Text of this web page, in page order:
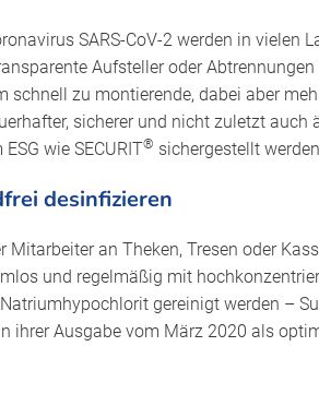
SARS-CoV-2 werden in vielen
Aufsteller oder
schnell zu montierende, dabei aber
sicherer und nicht zuletzt auch
wie SECURIT® sichergestellt
desinfizieren
an Theken, Tresen oder
und regelmäßig mit
gereinigt werden –
ihrer Ausgabe vom März 2020 als